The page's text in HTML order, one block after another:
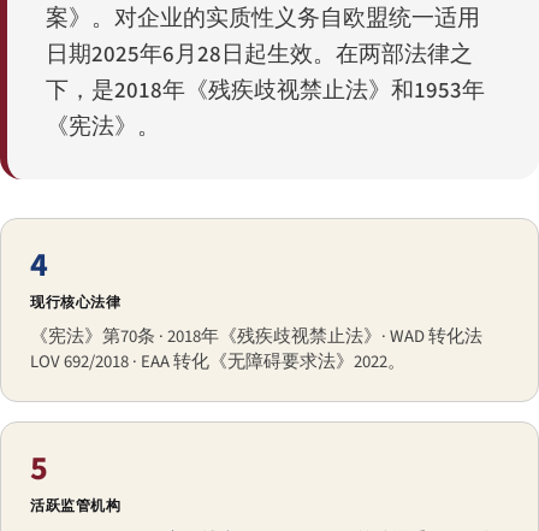
案》。对企业的实质性义务自欧盟统一适用
日期2025年6月28日起生效。在两部法律之
下，是2018年《残疾歧视禁止法》和1953年
《宪法》。
4
现行核心法律
《宪法》第70条 · 2018年《残疾歧视禁止法》· WAD 转化法
LOV 692/2018 · EAA 转化《无障碍要求法》2022。
5
活跃监管机构